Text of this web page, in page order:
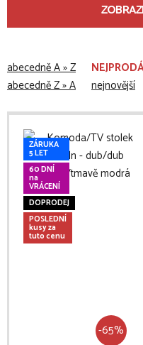
abecedně A » Z
abecedně Z » A
nejnovější
ZÁRUKA
5 LET
60 DNÍ
na
VRÁCENÍ
DOPRODEJ
POSLEDNÍ
kusy za
tuto cenu
-65%